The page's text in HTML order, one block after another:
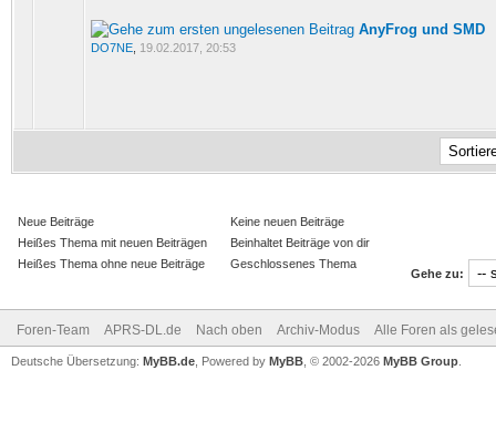
AnyFrog und SMD
DO7NE 19.02.2017, 20:53
Neue Beiträge
Heißes Thema mit neuen Beiträgen
Heißes Thema ohne neue Beiträge
Keine neuen Beiträge
Beinhaltet Beiträge von dir
Geschlossenes Thema
Gehe zu:
Foren-Team APRS-DL.de Nach oben Archiv-Modus Alle Foren als
Deutsche Übersetzung: MyBB.de , Powered by MyBB , © 2002-2026 MyBB Group